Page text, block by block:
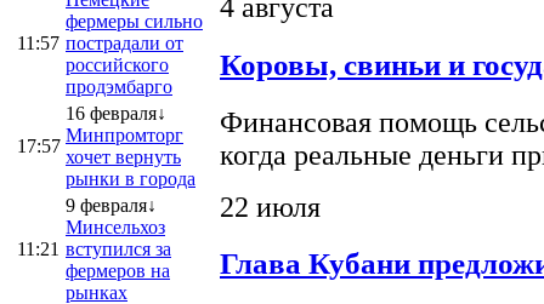
11:57
фермеры сильно
пострадали от
российского
продэмбарго
17:57
16 февраля↓
Минпромторг
хочет вернуть
рынки в города
11:21
9 февраля↓
Минсельхоз
вступился за
фермеров на
рынках
4 августа
Коровы, свиньи и
Финансовая помощь
когда реальные деньги
22 июля
Глава Кубани